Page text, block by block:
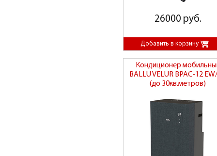
26000 руб.
Кондиционер
BALLU VELUR BPAC-12
(до 30кв.метров)